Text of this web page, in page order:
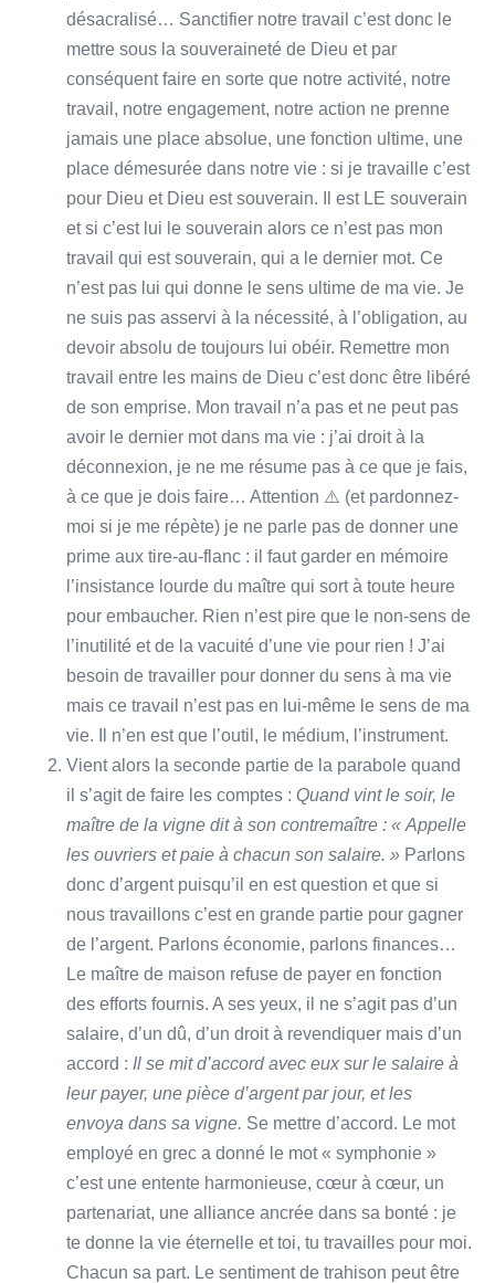
désacralisé… Sanctifier notre travail c’est donc le
mettre sous la souveraineté de Dieu et par
conséquent faire en sorte que notre activité, notre
travail, notre engagement, notre action ne prenne
jamais une place absolue, une fonction ultime, une
place démesurée dans notre vie : si je travaille c’est
pour Dieu et Dieu est souverain. Il est LE souverain
et si c’est lui le souverain alors ce n’est pas mon
travail qui est souverain, qui a le dernier mot. Ce
n’est pas lui qui donne le sens ultime de ma vie. Je
ne suis pas asservi à la nécessité, à l’obligation, au
devoir absolu de toujours lui obéir. Remettre mon
travail entre les mains de Dieu c’est donc être libéré
de son emprise. Mon travail n’a pas et ne peut pas
avoir le dernier mot dans ma vie : j’ai droit à la
déconnexion, je ne me résume pas à ce que je fais,
à ce que je dois faire… Attention ⚠️ (et pardonnez-
moi si je me répète) je ne parle pas de donner une
prime aux tire-au-flanc : il faut garder en mémoire
l’insistance lourde du maître qui sort à toute heure
pour embaucher. Rien n’est pire que le non-sens de
l’inutilité et de la vacuité d’une vie pour rien ! J’ai
besoin de travailler pour donner du sens à ma vie
mais ce travail n’est pas en lui-même le sens de ma
vie. Il n’en est que l’outil, le médium, l’instrument.
Vient alors la seconde partie de la parabole quand
il s’agit de faire les comptes : Quand vint le soir, le
maître de la vigne dit à son contremaître : « Appelle
les ouvriers et paie à chacun son salaire. » Parlons
donc d’argent puisqu’il en est question et que si
nous travaillons c’est en grande partie pour gagner
de l’argent. Parlons économie, parlons finances…
Le maître de maison refuse de payer en fonction
des efforts fournis. A ses yeux, il ne s’agit pas d’un
salaire, d’un dû, d’un droit à revendiquer mais d’un
accord : Il se mit d’accord avec eux sur le salaire à
leur payer, une pièce d’argent par jour, et les
envoya dans sa vigne. Se mettre d’accord. Le mot
employé en grec a donné le mot « symphonie »
c’est une entente harmonieuse, cœur à cœur, un
partenariat, une alliance ancrée dans sa bonté : je
te donne la vie éternelle et toi, tu travailles pour moi.
Chacun sa part. Le sentiment de trahison peut être